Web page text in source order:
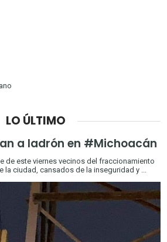
LO ÚLTIMO
a ladrón en #Michoacán
de este viernes vecinos del fraccionamiento
la ciudad, cansados de la inseguridad y ...